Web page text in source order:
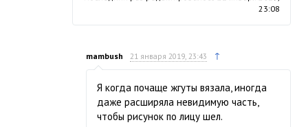
23:08
mambush 21 января 2019, 23:43 ↑
Я когда почаще жгуты вязала, иногда
даже расширяла невидимую часть,
чтобы рисунок по лицу шел.